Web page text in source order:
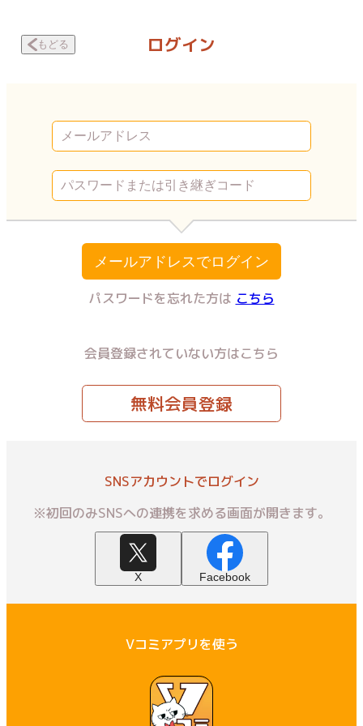
もどる ログイン
メールアドレスでログイン
パスワードを忘れた方は こちら
会員登録されていない方はこちら
無料会員登録
SNSアカウントでログイン
※初回のみSNSへの連携を求める画面が開きます。
X Facebook
Vコミアプリを使う